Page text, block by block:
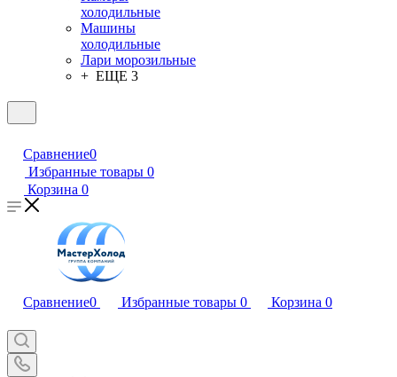
холодильные
Машины
холодильные
Лари морозильные
+ ЕЩЕ 3
Сравнение0
Избранные товары 0
Корзина 0
Сравнение0 Избранные товары 0 Корзина 0